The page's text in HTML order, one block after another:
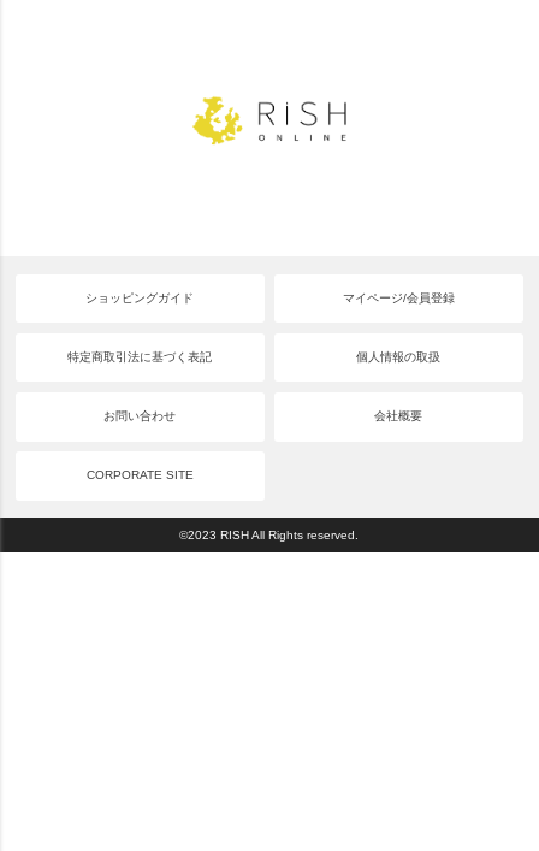
ショッピングガイド マイページ/会員登録
特定商取引法に基づく表記 個人情報の取扱
お問い合わせ 会社概要
CORPORATE SITE
©2023 RISH All Rights reserved.